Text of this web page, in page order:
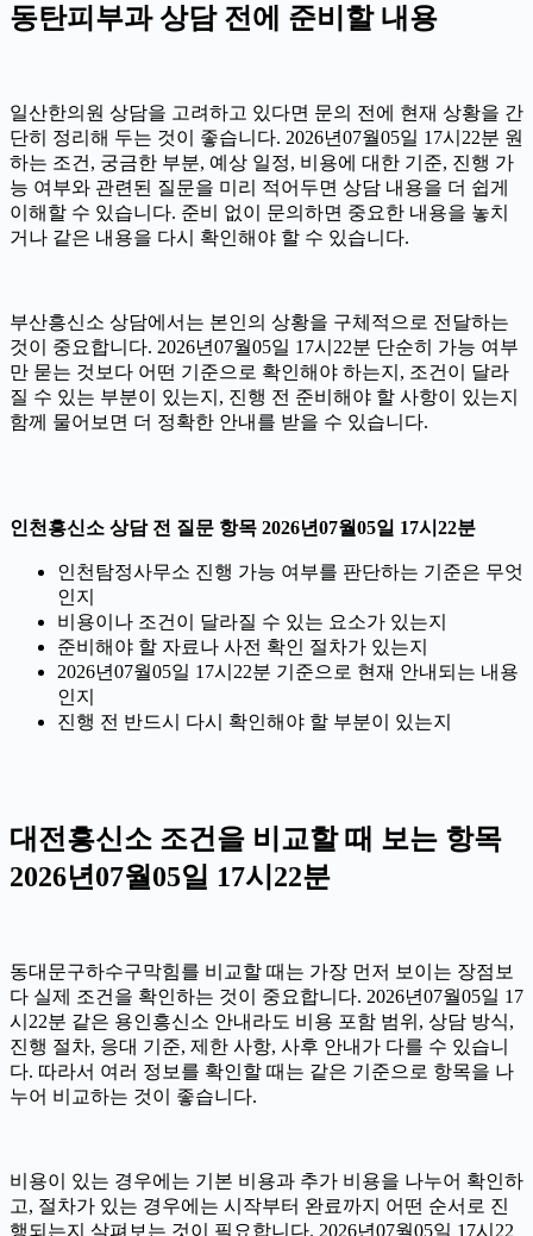
동탄피부과 상담 전에 준비할 내용
일산한의원 상담을 고려하고 있다면 문의 전에 현재 상황을 간
단히 정리해 두는 것이 좋습니다. 2026년07월05일 17시22분 원
하는 조건, 궁금한 부분, 예상 일정, 비용에 대한 기준, 진행 가
능 여부와 관련된 질문을 미리 적어두면 상담 내용을 더 쉽게
이해할 수 있습니다. 준비 없이 문의하면 중요한 내용을 놓치
거나 같은 내용을 다시 확인해야 할 수 있습니다.
부산흥신소 상담에서는 본인의 상황을 구체적으로 전달하는
것이 중요합니다. 2026년07월05일 17시22분 단순히 가능 여부
만 묻는 것보다 어떤 기준으로 확인해야 하는지, 조건이 달라
질 수 있는 부분이 있는지, 진행 전 준비해야 할 사항이 있는지
함께 물어보면 더 정확한 안내를 받을 수 있습니다.
인천흥신소 상담 전 질문 항목 2026년07월05일 17시22분
인천탐정사무소 진행 가능 여부를 판단하는 기준은 무엇
인지
비용이나 조건이 달라질 수 있는 요소가 있는지
준비해야 할 자료나 사전 확인 절차가 있는지
2026년07월05일 17시22분 기준으로 현재 안내되는 내용
인지
진행 전 반드시 다시 확인해야 할 부분이 있는지
대전흥신소 조건을 비교할 때 보는 항목
2026년07월05일 17시22분
동대문구하수구막힘를 비교할 때는 가장 먼저 보이는 장점보
다 실제 조건을 확인하는 것이 중요합니다. 2026년07월05일 17
시22분 같은 용인흥신소 안내라도 비용 포함 범위, 상담 방식,
진행 절차, 응대 기준, 제한 사항, 사후 안내가 다를 수 있습니
다. 따라서 여러 정보를 확인할 때는 같은 기준으로 항목을 나
누어 비교하는 것이 좋습니다.
비용이 있는 경우에는 기본 비용과 추가 비용을 나누어 확인하
고, 절차가 있는 경우에는 시작부터 완료까지 어떤 순서로 진
행되는지 살펴보는 것이 필요합니다. 2026년07월05일 17시22